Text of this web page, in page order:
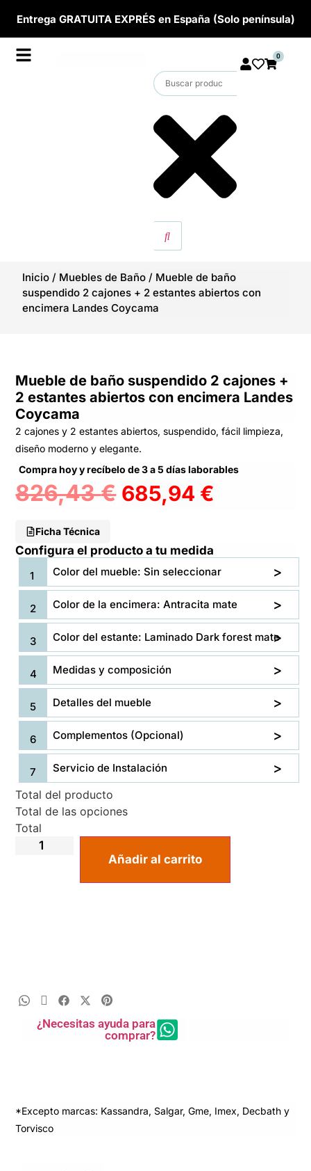
Entrega GRATUITA EXPRÉS en España (Solo península)
0
Inicio / Muebles de Baño / Mueble de baño
suspendido 2 cajones + 2 estantes abiertos con
encimera Landes Coycama
Mueble de baño suspendido 2 cajones +
2 estantes abiertos con encimera Landes
Coycama
2 cajones y 2 estantes abiertos, suspendido, fácil limpieza,
diseño moderno y elegante.
Compra hoy y recíbelo de 3 a 5 días laborables
826,43€ 685,94 €
Ficha Técnica
Configura el producto a tu medida
Color del mueble: Sin seleccionar
Color de la encimera: Antracita mate
Color del estante: Laminado Dark forest mate
Medidas y composición
Detalles del mueble
Complementos (Opcional)
Servicio de Instalación
Total del producto
Total de las opciones
Total
Añadir al carrito
¿Necesitas ayuda para
comprar?
*Excepto marcas: Kassandra, Salgar, Gme, Imex, Decbath y
Torvisco